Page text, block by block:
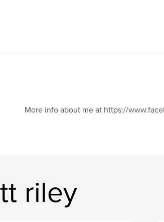
More info about me at https://
riley